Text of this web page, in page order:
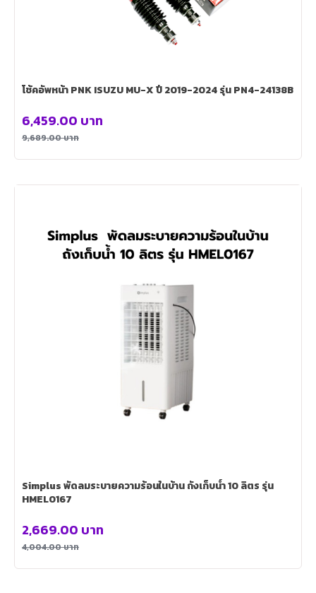
โช้คอัพหน้า PNK ISUZU MU-X ปี 2019-2024 รุ่น PN4-24138B
9,689.00บาท
6,459.00 บาท
Simplus พัดลมระบายความร้อนในบ้าน ถังเก็บน้ำ 10 ลิตร รุ่น
HMEL0167
4,004.00บาท
2,669.00 บาท